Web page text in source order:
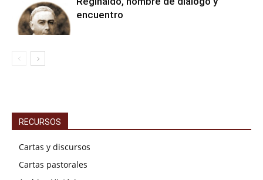
encuentro
RECURSOS
Cartas y discursos
Cartas pastorales